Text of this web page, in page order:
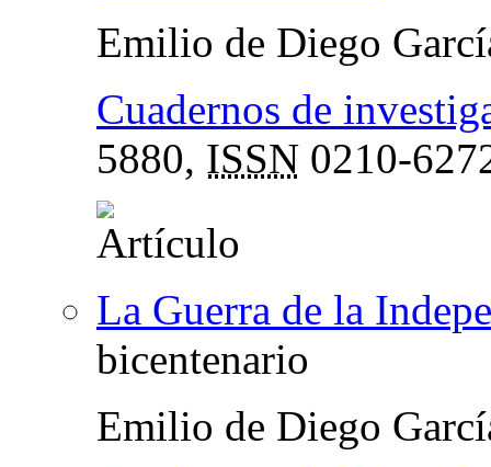
Emilio de Diego
Cuadernos de
5880, ISSN 0210-
La Guerra de la
bicentenario
Emilio de Diego